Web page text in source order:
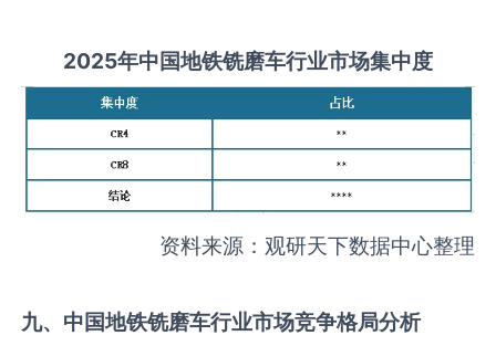
2025年中国地铁铣磨车行业市场集中度
资料来源：观研天下数据中心整理
九、中国地铁铣磨车行业市场竞争格局分析